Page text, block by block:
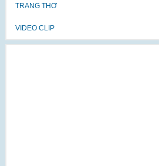
TRANG THƠ
VIDEO CLIP